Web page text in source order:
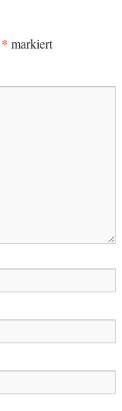
* markiert